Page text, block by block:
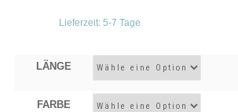
Lieferzeit: 5-7 Tage
LÄNGE
FARBE